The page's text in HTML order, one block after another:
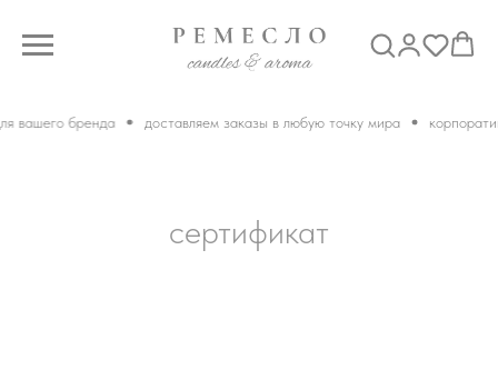
вашего бренда доставляем заказы в любую точку мира
сертификат